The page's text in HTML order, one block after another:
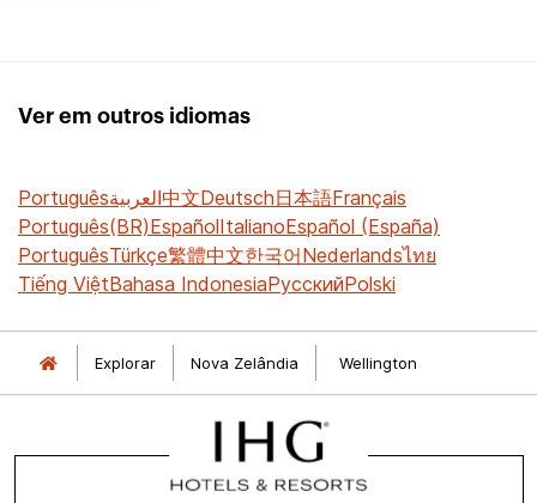
Ver em outros idiomas
Portuguêsالعربية中文Deutsch日本語Français
Português(BR)EspañolItalianoEspañol (España)
PortuguêsTürkçe繁體中文한국어Nederlandsไทย
Tiếng ViệtBahasa IndonesiaРусскийPolski
Explorar Nova Zelândia Wellington